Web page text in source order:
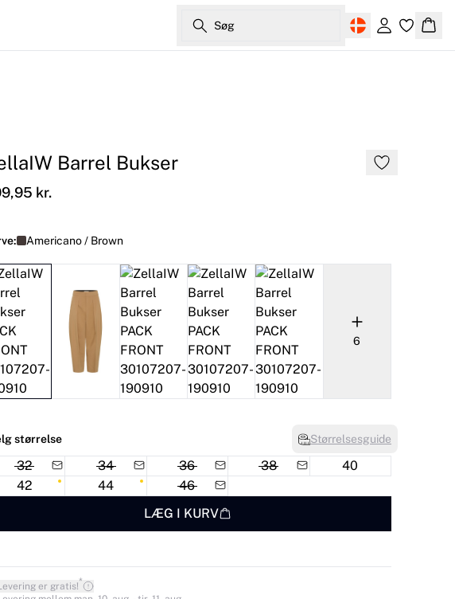
Søg
Log ind Kurv
Barrel Bukser
kr.
Americano / Brown
6
størrelse Størrelsesguide
32 34 36 38
40
42
44
46
LÆG I KURV
er gratis!*